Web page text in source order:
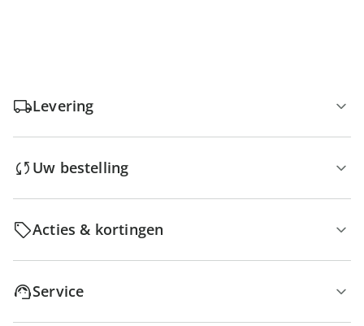
Levering
Uw bestelling
Acties & kortingen
Service